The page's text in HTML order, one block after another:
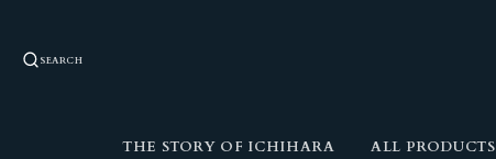
SEARCH
THE STORY OF ICHIHARA ALL PRODUCTS